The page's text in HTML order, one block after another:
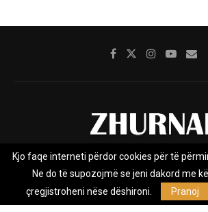
Rreth nesh Impresumi
Privacy Policy
Zhurnal.mk është Agjenci e Lajmeve e
Kjo faqe interneti përdor cookies për të
Ne do të supozojmë se jeni dakord me
çregjistroheni nëse dëshironi.
Pranoj